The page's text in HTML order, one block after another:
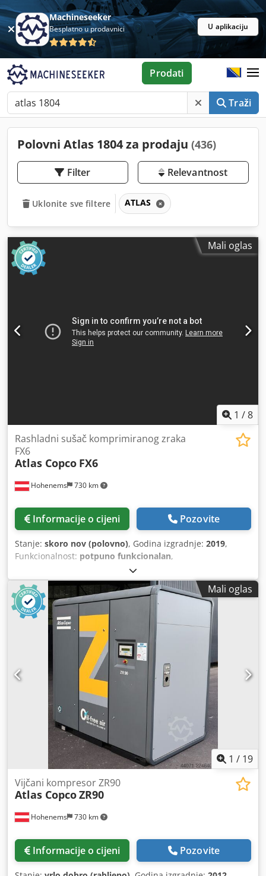
Machineseeker
Besplatno u prodavnici U aplikaciju
Traži
Prodati
Polovni Atlas 1804 za prodaju (436)
Filter Relevantnost
Uklonite sve filtere ATLAS
Mali oglas
1 /8
Hohenems 730 km
Rashladni sušač komprimiranog zraka
FX6
Atlas Copco FX6
Informacije o cijeni Pozovite
Stanje: skoro nov (polovno), Godina izgradnje: 2019,
Funkcionalnost: potpuno funkcionalan,
Mali oglas
1 / 19
Hohenems 730 km
Vijčani kompresor ZR90
Atlas CopcoZR90
Informacije o cijeni Pozovite